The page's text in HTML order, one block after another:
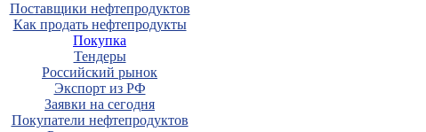
Поставщики нефтепродуктов
Как продать нефтепродукты
Покупка
Тендеры
Российский рынок
Экспорт из РФ
Заявки на сегодня
Покупатели нефтепродуктов